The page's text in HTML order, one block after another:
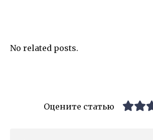
No related posts.
Оцените статью